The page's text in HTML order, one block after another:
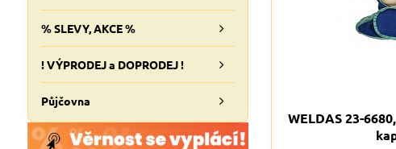
WELDAS 23-
% SLEVY, AKCE %
! VÝPRODEJ a DOPRODEJ !
Půjčovna